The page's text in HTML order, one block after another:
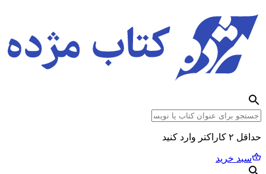
حداقل ۲ کاراکتر وارد کنید
سبد خرید